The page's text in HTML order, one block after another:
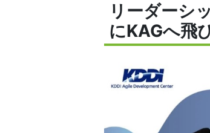
リーダーシ
にKAGへ飛